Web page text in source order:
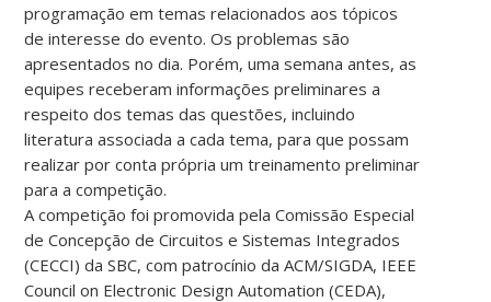
programação em temas relacionados aos tópicos
de interesse do evento. Os problemas são
apresentados no dia. Porém, uma semana antes, as
equipes receberam informações preliminares a
respeito dos temas das questões, incluindo
literatura associada a cada tema, para que possam
realizar por conta própria um treinamento preliminar
para a competição.
A competição foi promovida pela Comissão Especial
de Concepção de Circuitos e Sistemas Integrados
(CECCI) da SBC, com patrocínio da ACM/SIGDA, IEEE
Council on Electronic Design Automation (CEDA),